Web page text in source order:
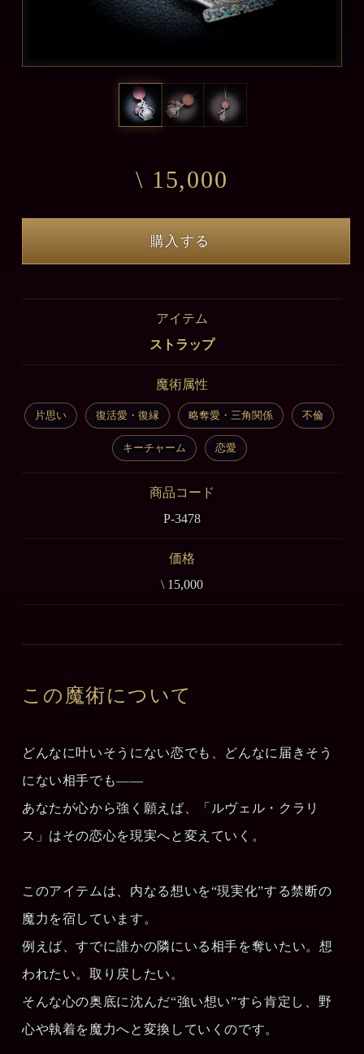
\ 15,000
購入する
アイテム
ストラップ
魔術属性
片思い 復活愛・復縁 略奪愛・三角関係 不倫
キーチャーム 恋愛
商品コード
P-3478
価格
\ 15,000
この魔術について
どんなに叶いそうにない恋でも、どんなに届きそう
にない相手でも――
あなたが心から強く願えば、「ルヴェル・クラリ
ス」はその恋心を現実へと変えていく。
このアイテムは、内なる想いを“現実化”する禁断の
魔力を宿しています。
例えば、すでに誰かの隣にいる相手を奪いたい。想
われたい。取り戻したい。
そんな心の奥底に沈んだ“強い想い”すら肯定し、野
心や執着を魔力へと変換していくのです。